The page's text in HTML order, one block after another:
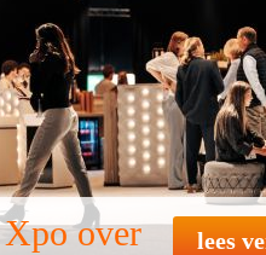
over lees